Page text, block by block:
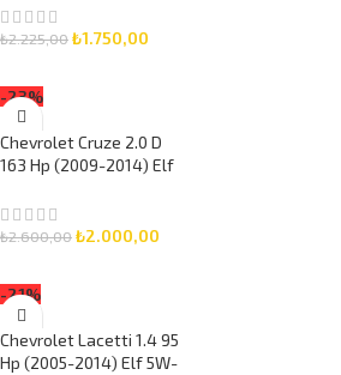
5 Litre Motor Yağlı 3
Parça Set
₺2.225,00₺1.750,00
-23%
Chevrolet Cruze 2.0 D
163 Hp (2009-2014) Elf
Yağlı Bakım Seti 3 Parça
Set
₺2.600,00₺2.000,00
-21%
Chevrolet Lacetti 1.4 95
Hp (2005-2014) Elf 5W-